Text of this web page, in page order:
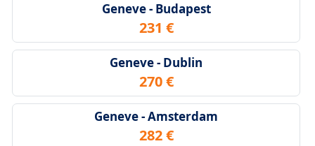
Geneve - Budapest
231 €
Geneve - Dublin
270 €
Geneve - Amsterdam
282 €